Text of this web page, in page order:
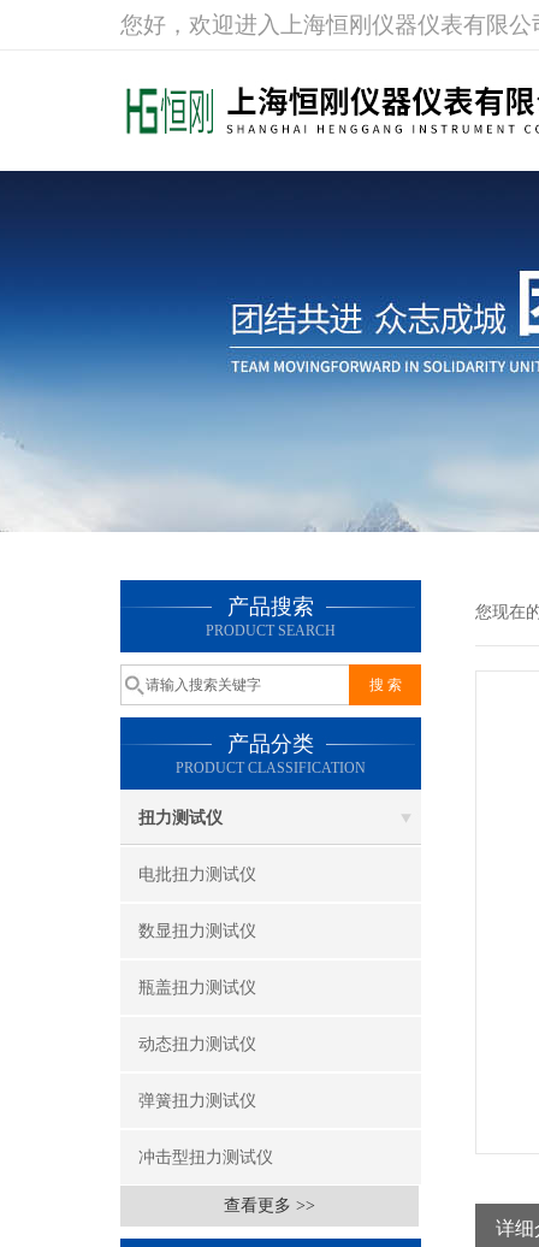
您好，欢迎进入上海恒刚仪器仪表有限公
产品搜索
PRODUCT SEARCH
产品分类
PRODUCT CLASSIFICATION
扭力测试仪
电批扭力测试仪
数显扭力测试仪
瓶盖扭力测试仪
动态扭力测试仪
弹簧扭力测试仪
冲击型扭力测试仪
查看更多 >>
您现在
详细